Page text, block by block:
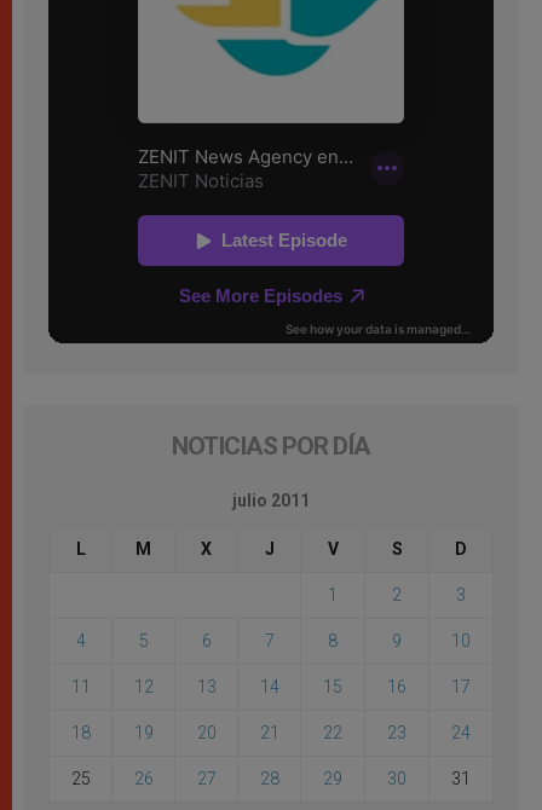
NOTICIAS POR DÍA
julio 2011
L M X J V S D
1 2 3
4 5 6 7 8 9 10
11 12 13 14 15 16 17
18 19 20 21 22 23 24
25 26 27 28 29 30 31